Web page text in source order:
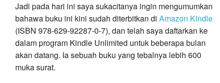
Jadi pada hari ini saya sukacitanya ingin mengumumkan
bahawa buku ini kini sudah diterbitkan di Amazon Kindle
(ISBN 978-629-92287-0-7), dan telah saya daftarkan ke
dalam program Kindle Unlimited untuk beberapa bulan
akan datang. Ia sebuah buku yang tebalnya lebih 600
muka surat.